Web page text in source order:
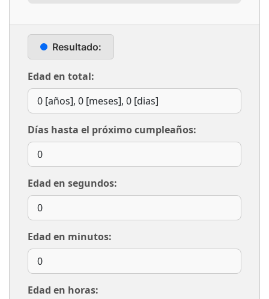
Resultado:
Edad en total:
Días hasta el próximo cumpleaños:
Edad en segundos:
Edad en minutos:
Edad en horas: